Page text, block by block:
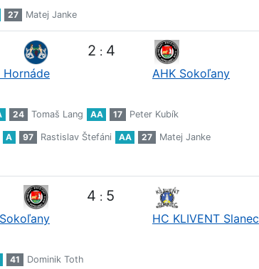
27 Matej Janke
Hornáde
2 : 4
AHK Sokoľany
24 Tomaš Lang AA 17 Peter Kubík
A 97 Rastislav Štefáni AA 27 Matej Janke
4 : 5
HC KLIVENT Slanec
41 Dominik Toth